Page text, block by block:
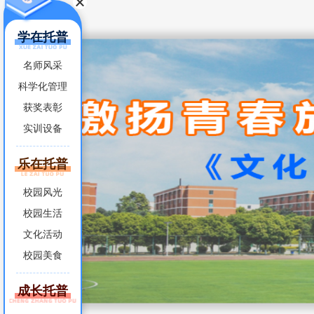
学在托普
名师风采
科学化管理
获奖表彰
实训设备
乐在托普
校园风光
校园生活
文化活动
校园美食
成长托普